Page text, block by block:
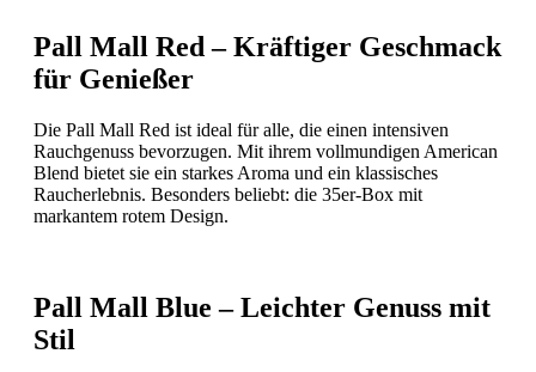
Pall Mall Red – Kräftiger Geschmack
für Genießer
Die Pall Mall Red ist ideal für alle, die einen intensiven
Rauchgenuss bevorzugen. Mit ihrem vollmundigen American
Blend bietet sie ein starkes Aroma und ein klassisches
Raucherlebnis. Besonders beliebt: die 35er-Box mit
markantem rotem Design.
Pall Mall Blue – Leichter Genuss mit
Stil